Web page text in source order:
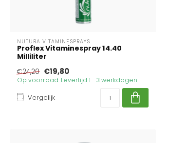
NUTURA VITAMINESPRAYS
Proflex Vitaminespray 14.40
Milliliter
€24,20 €19,80
Op voorraad. Levertijd 1 - 3 werkdagen
Vergelijk